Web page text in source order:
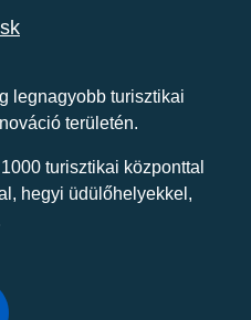
legnagyobb turisztikai
területén.
turisztikai központtal
hegyi üdülőhelyekkel,